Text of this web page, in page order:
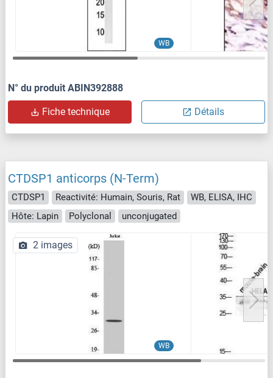
WB
N° du produit ABIN392888
Fiche technique Détails
CTDSP1 anticorps (N-Term)
CTDSP1 Reactivité: Humain, Souris, Rat
WB, ELISA, IHC
Hôte: Lapin
Polyclonal unconjugated
WB
2 images